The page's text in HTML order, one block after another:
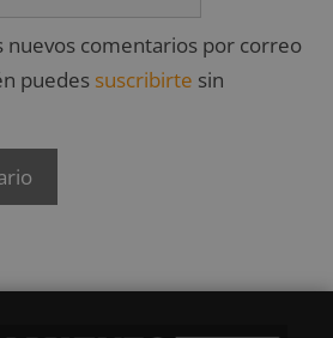
nuevos comentarios por correo
puedes suscribirte sin